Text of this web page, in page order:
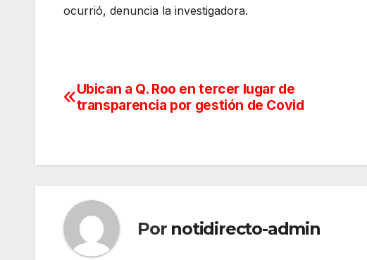
ocurrió, denuncia la investigadora.
Navegación
Ubican a Q. Roo en tercer lugar de
transparencia por gestión de Covid
Por notidirecto-admin